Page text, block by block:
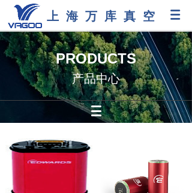
PRODUCTS
产品中心
上海万库真空